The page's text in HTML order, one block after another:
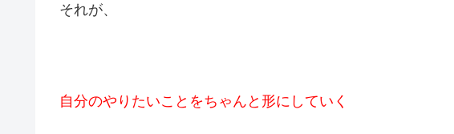
それが、
自分のやりたいことをちゃんと形にしていく